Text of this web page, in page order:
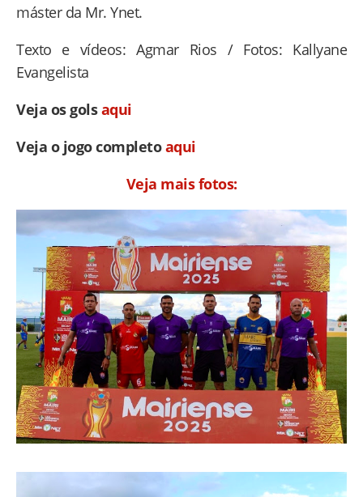
máster da Mr. Ynet.
Texto e vídeos: Agmar Rios / Fotos: Kallyane
Evangelista
Veja os golsaqui
Veja o jogo completoaqui
Veja mais fotos: